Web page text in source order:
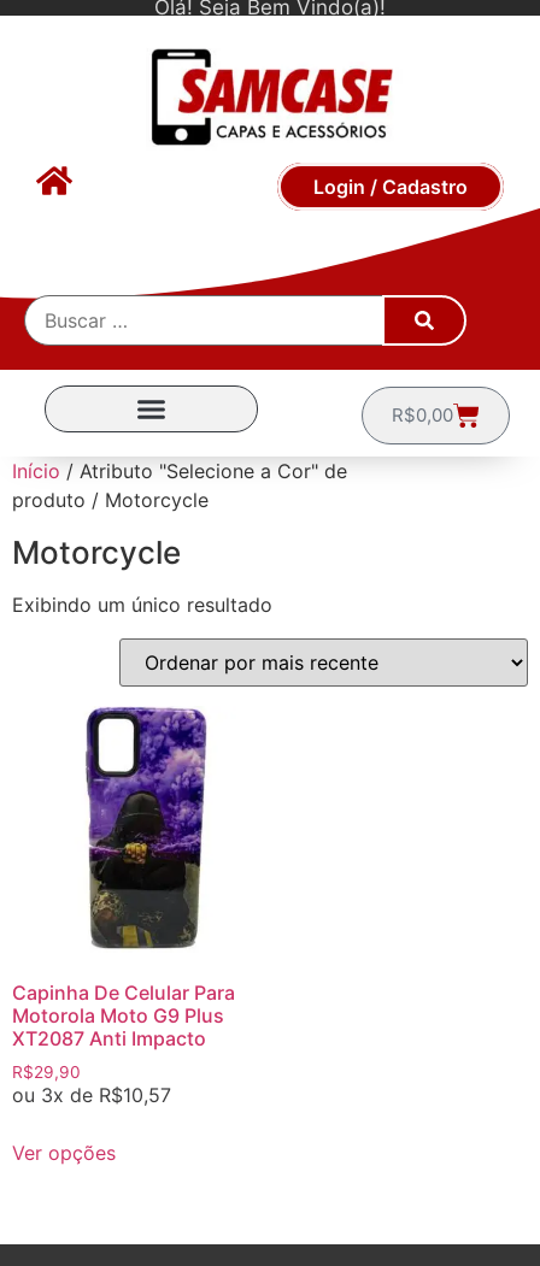
Olá! Seja Bem Vindo(a)!
Login / Cadastro
R$0,00
Início / Atributo "Selecione a Cor" de
produto / Motorcycle
Motorcycle
Exibindo um único resultado
Capinha De Celular Para
Motorola Moto G9 Plus
XT2087 Anti Impacto
R$29,90
ou 3x de R$10,57
Ver opções